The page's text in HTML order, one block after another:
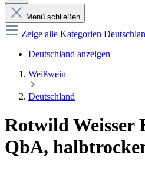
Menü schließen
Zeige alle Kategorien
Deutschland anzeigen
Weißwein
Deutschland
Rotwild Weisser
QbA,